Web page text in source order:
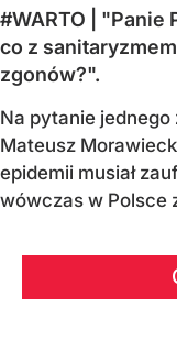
#WARTO | "Panie
co z
zgonów?".
Na pytanie jednego
Mateusz
epidemii musiał
wówczas w Polsce